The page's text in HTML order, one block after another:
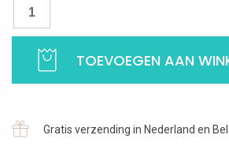
Oorbellen
Oorstekers
met
925
TOEVOEGEN AAN
Gratis verzending in Nederland en